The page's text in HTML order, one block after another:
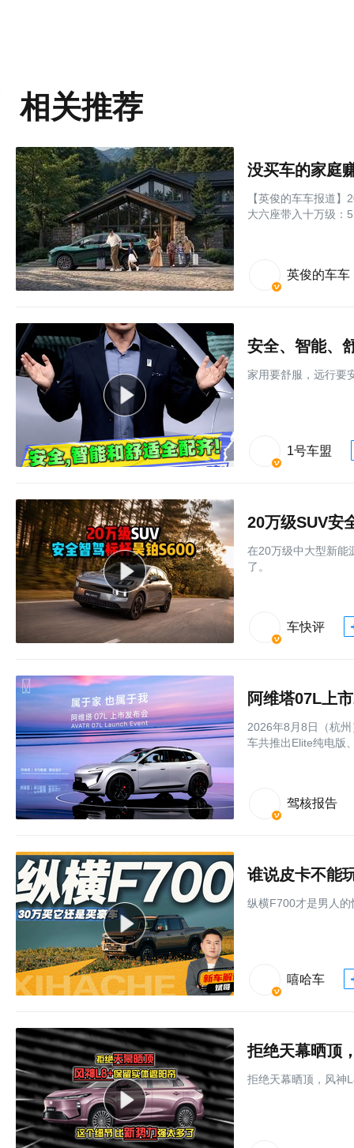
相关推荐
【英俊的车车报道
大六座带入十万级：
英俊的车车
家用要舒服，远行要
1号车盟
20万级SUV安
在20万级中大型新能
了。
车快评
2026年8月8日（杭
车共推出Elite纯电版
驾核报告
谁说皮卡不能
纵横F700才是男人
嘻哈车
拒绝天幕晒顶，风神